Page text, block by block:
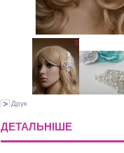
Друк
ДЕТАЛЬНІШЕ